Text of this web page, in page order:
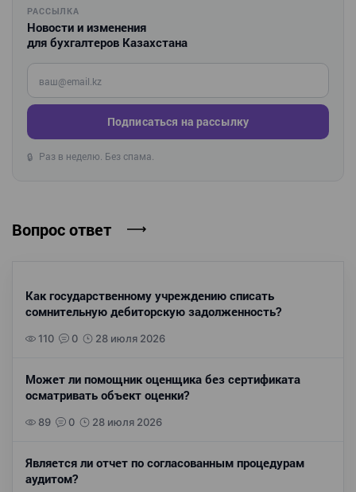
РАССЫЛКА
Новости и изменения
для бухгалтеров Казахстана
Введите ваш e-mail
Подписаться на рассылку
🔒 Раз в неделю. Без спама.
Вопрос ответ
Как государственному учреждению списать
сомнительную дебиторскую задолженность?
110 0 28 июля 2026
Может ли помощник оценщика без сертификата
осматривать объект оценки?
89 0 28 июля 2026
Является ли отчет по согласованным процедурам
аудитом?